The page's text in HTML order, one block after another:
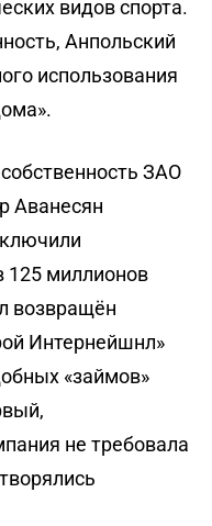
видов спорта.
Анпольский
использования
ЗАО
Аванесян
125 миллионов
возвращён
Интернейшнл»
«займов»
не требовала